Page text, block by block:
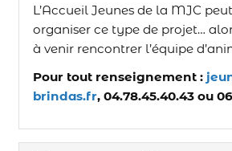
L’Accueil Jeunes de la MJC
organiser ce type de projet…
à venir rencontrer l’équipe
Pour tout renseignement :
brindas.fr, 04.78.45.40.43 ou